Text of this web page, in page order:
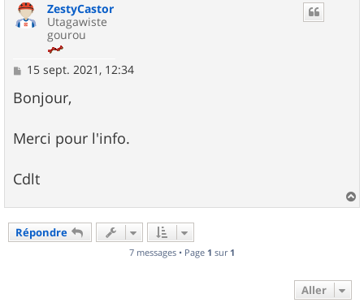
ZestyCastor
Utagawiste
gourou
M
s
s
g
e
15 sept. 2021, 12:34
Bonjour,
Merci pour l'info.
Cdlt
a
Répondre
7 messages • Page 1 sur 1
Aller